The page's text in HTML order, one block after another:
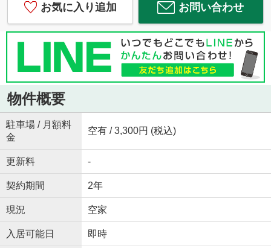
お気に入り追加 お問い合わせ
物件概要
駐車場 / 月額料
金
空有 / 3,300円 (税込)
更新料 -
契約期間 2年
現況 空家
入居可能日 即時